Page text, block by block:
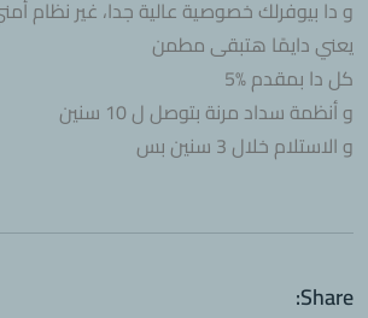
و دا بيوفرلك خصوصية عالية جدا، غير نظام
يعني دايمًا هتبقى مطمن
كل دا بمقدم %5
و أنظمة سداد مرنة بتوصل ل 10 سنين
و الاستلام خلال 3 سنين بس
Share: